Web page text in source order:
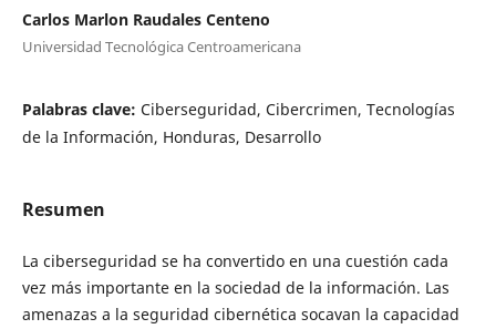
Carlos Marlon Raudales Centeno
Universidad Tecnológica Centroamericana
Palabras clave: Ciberseguridad, Cibercrimen, Tecnologías
de la Información, Honduras, Desarrollo
Resumen
La ciberseguridad se ha convertido en una cuestión cada
vez más importante en la sociedad de la información. Las
amenazas a la seguridad cibernética socavan la capacidad